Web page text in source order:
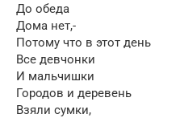
До обеда
Дома нет,-
Потому что в этот день
Все девчонки
И мальчишки
Городов и деревень
Взяли сумки,